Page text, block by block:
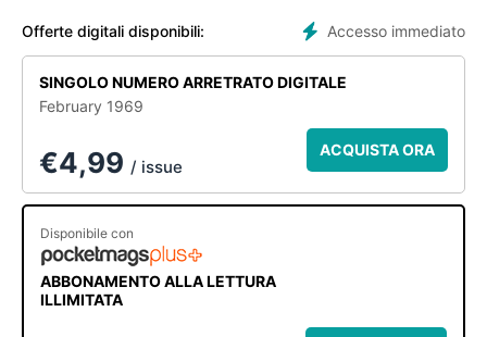
Accesso immediato
Offerte digitali disponibili:
SINGOLO NUMERO ARRETRATO DIGITALE
February 1969
€4,99 / issue
ACQUISTA ORA
Disponibile con
ABBONAMENTO ALLA LETTURA
ILLIMITATA